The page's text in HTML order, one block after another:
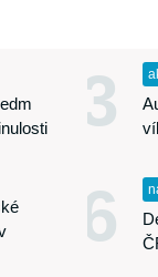
3
6